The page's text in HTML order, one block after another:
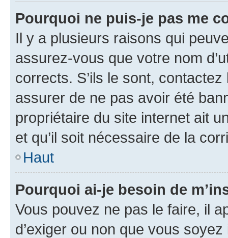
Pourquoi ne puis-je pas me
Il y a plusieurs raisons qui
assurez-vous que votre nom
corrects. S’ils le sont,
assurer de ne pas avoir été
propriétaire du site internet ait
et qu’il soit nécessaire de la
Haut
Pourquoi ai-je besoin de
Vous pouvez ne pas le faire, il
d’exiger ou non que vous